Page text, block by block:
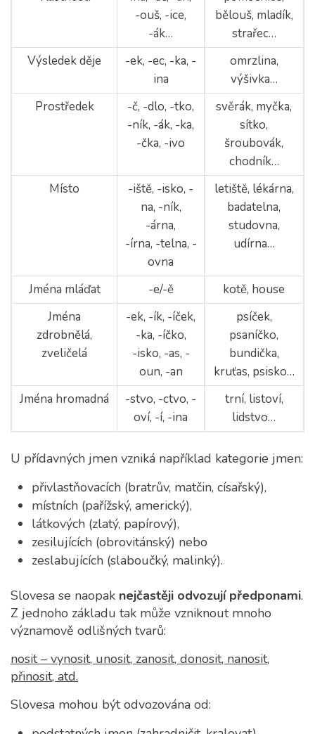
-ouš, -ice,
-ák…
bělouš, mladík,
strařec…
Výsledek děje
-ek, -ec, -ka, -
ina
omrzlina,
výšivka…
Prostředek
-č, -dlo, -tko,
-ník, -ák, -ka,
-čka, -ivo
svěrák, myčka,
sítko,
šroubovák,
chodník…
Místo
-iště, -isko, -
na, -ník,
-árna,
-írna, -telna, -
ovna
letiště, lékárna,
badatelna,
studovna,
udírna…
Jména mláďat -e/-ě
kotě, house
Jména
zdrobnělá,
zveličelá
-ek, -ík, -íček,
-ka, -íčko,
-isko, -as, -
oun, -an
psíček,
psaníčko,
bundička,
kruťas, psisko…
Jména hromadná
-stvo, -ctvo, -
oví, -í, -ina
trní, listoví,
lidstvo…
U přídavných jmen vzniká například kategorie jmen:
přivlastňovacích (bratrův, matčin, císařský),
místních (pařížský, americký),
látkových (zlatý, papírový),
zesilujících (obrovitánský) nebo
zeslabujících (slaboučký, malinký).
Slovesa se naopak nejčastěji odvozují předponami.
Z jednoho základu tak může vzniknout mnoho
významově odlišných tvarů:
nosit – vynosit, unosit, zanosit, donosit, nanosit,
přinosit, atd.
Slovesa mohou být odvozována od: